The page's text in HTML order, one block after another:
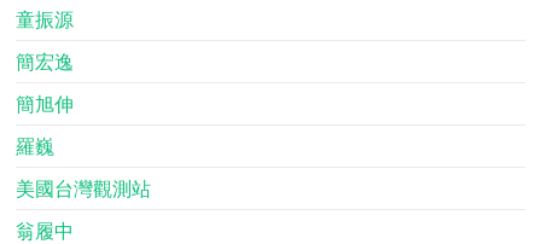
童振源
簡宏逸
簡旭伸
羅巍
美國台灣觀測站
翁履中